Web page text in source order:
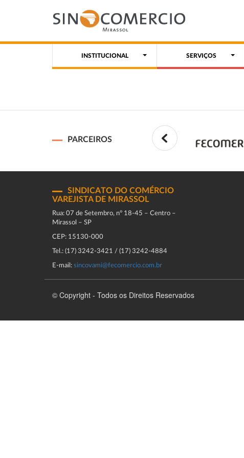
INSTITUCIONAL SERVIÇOS
PARCEIROS
SINDICATO DO COMÉRCIO
VAREJISTA DE MIRASSOL
Rua: 07 de Setembro, n° 18-45 – Centro –
Mirassol – SP
CEP: 15130-000
Tel.: (17) 3242-3421 / (17) 3242-4884
E-mail: sincovami@fecomercio.com.br
© Copyright - Todos os Direitos Reservados